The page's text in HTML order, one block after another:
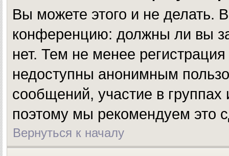
Вы можете этого и не делать.
конференцию: должны ли вы
нет. Тем не менее
недоступны анонимным
сообщений, участие в группах
поэтому мы рекомендуем это
Вернуться к началу